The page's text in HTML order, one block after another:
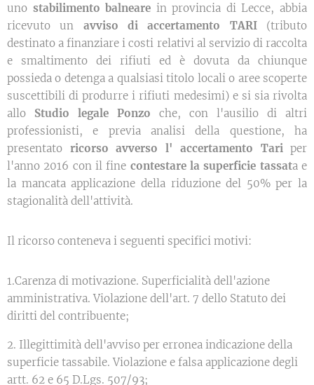
uno stabilimento balneare in provincia di Lecce, abbia
ricevuto un avviso di accertamento TARI(tributo
destinato a finanziare i costi relativi al servizio di raccolta
e smaltimento dei rifiuti ed è dovuta da chiunque
possieda o detenga a qualsiasi titolo locali o aree scoperte
suscettibili di produrre i rifiuti medesimi) e si sia rivolta
allo Studio legale Ponzo che, con l'ausilio di altri
professionisti, e previa analisi della questione, ha
presentato ricorso avverso l' accertamento Tari per
l'anno 2016 con il fine contestare la superficie tassata e
la mancata applicazione della riduzione del 50% per la
stagionalità dell'attività.
Il ricorso conteneva i seguenti specifici motivi:
1.Carenza di motivazione. Superficialità dell'azione
amministrativa. Violazione dell'art. 7 dello Statuto dei
diritti del contribuente;
2. Illegittimità dell'avviso per erronea indicazione della
superficie tassabile. Violazione e falsa applicazione degli
artt. 62 e 65 D.Lgs. 507/93;